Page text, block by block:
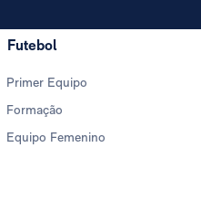
Futebol
Primer Equipo
Formação
Equipo Femenino